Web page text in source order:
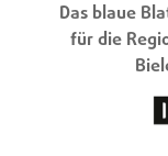
Das blaue
für die